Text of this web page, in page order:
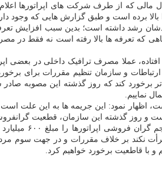
مالی که از طرف شرکت های اپراتورها
و طبق گزارش هایی که وجود دارد در بعضی از
رشد داشته است؛ بدین سبب افزایش تعرفه
که تعرفه ها بالا رفته است نه فقط در
افتاده، عملا مصرف ترافیک داخلی در
و سازمان تنظیم مقررات برای برخورد
اظهار نمود: این جریمه ها به این علت
است و روز گذشته این سازمان، قطعیت
وزیر ارتباطات
نکند بر خلاف مقررات و در جهت سوم
با قاطعیت برخورد خواهیم کرد.